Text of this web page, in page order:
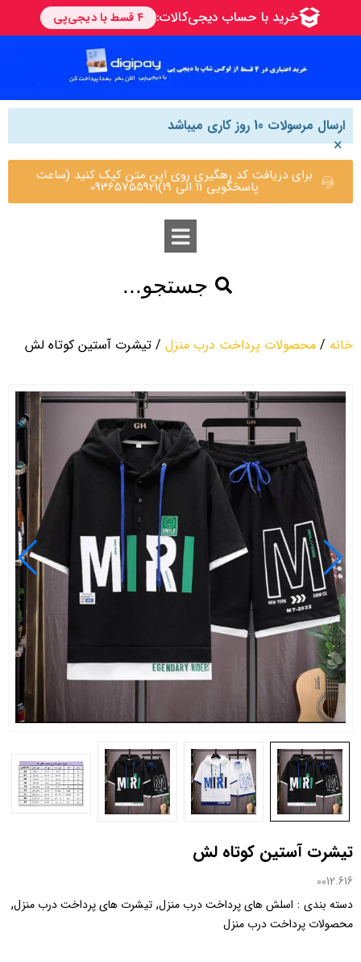
ارسال مرسولات 10 روز کاری میباشد
×
برای دریافت کد رهگیری روی این متن کیک کنید (ساعت
پاسخگویی 11 الی 19)09365755921
جستجو...
خانه / محصولات پرداخت درب منزل / تیشرت آستین کوتاه لش
تیشرت آستین کوتاه لش
0012.616
دسته بندی : اسلش های پرداخت درب منزل, تیشرت های پرداخت درب منزل,
محصولات پرداخت درب منزل